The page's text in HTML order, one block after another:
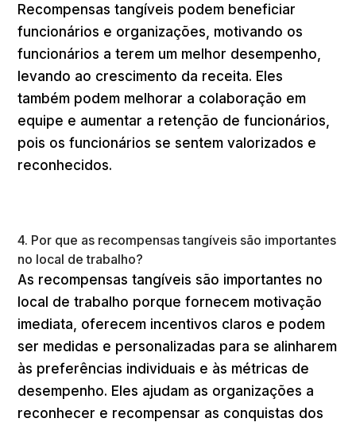
Recompensas tangíveis podem beneficiar
funcionários e organizações, motivando os
funcionários a terem um melhor desempenho,
levando ao crescimento da receita. Eles
também podem melhorar a colaboração em
equipe e aumentar a retenção de funcionários,
pois os funcionários se sentem valorizados e
reconhecidos.
4. Por que as recompensas tangíveis são importantes
no local de trabalho?
As recompensas tangíveis são importantes no
local de trabalho porque fornecem motivação
imediata, oferecem incentivos claros e podem
ser medidas e personalizadas para se alinharem
às preferências individuais e às métricas de
desempenho. Eles ajudam as organizações a
reconhecer e recompensar as conquistas dos